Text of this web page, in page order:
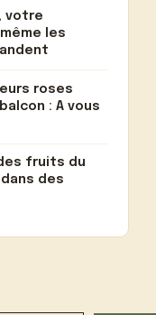
votre
les
roses
: A vous
fruits du
des